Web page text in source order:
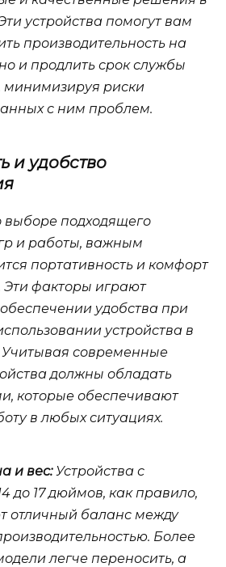
устройства помогут вам
производительность на
и продлить срок службы
минимизируя риски
с ним проблем.
и удобство
выборе подходящего
и работы, важным
портативность и комфорт
Эти факторы играют
удобства при
устройства в
Учитывая современные
должны обладать
которые обеспечивают
в любых ситуациях.
и вес:Устройства с
до 17 дюймов, как правило,
отличный баланс между
Более
легче переносить, а